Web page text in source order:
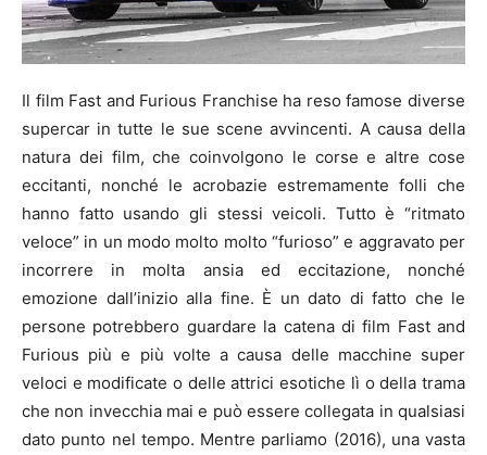
Il film Fast and Furious Franchise ha reso famose diverse
supercar in tutte le sue scene avvincenti. A causa della
natura dei film, che coinvolgono le corse e altre cose
eccitanti, nonché le acrobazie estremamente folli che
hanno fatto usando gli stessi veicoli. Tutto è “ritmato
veloce” in un modo molto molto “furioso” e aggravato per
incorrere in molta ansia ed eccitazione, nonché
emozione dall’inizio alla fine. È un dato di fatto che le
persone potrebbero guardare la catena di film Fast and
Furious più e più volte a causa delle macchine super
veloci e modificate o delle attrici esotiche lì o della trama
che non invecchia mai e può essere collegata in qualsiasi
dato punto nel tempo. Mentre parliamo (2016), una vasta